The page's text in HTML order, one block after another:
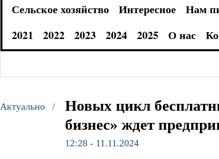
Сельское хозяйство
Интересное
Нам
2021
2022 2023 2024 2025 О нас
Актуально /
Новых цикл
бизнес» ждет
12:28 - 11.11.2024